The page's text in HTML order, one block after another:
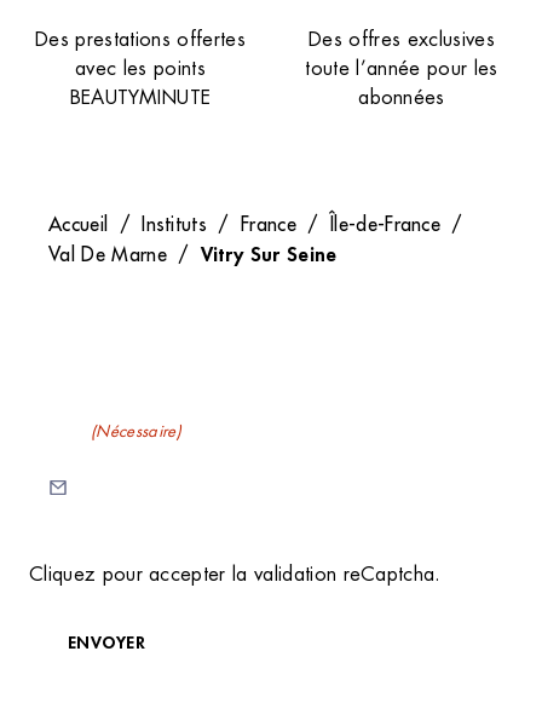
Des prestations offertes
avec les points
BEAUTYMINUTE
Des offres exclusives
toute l’année pour les
abonnées
Accueil / Instituts / France / Île-de-France /
Val De Marne / Vitry Sur Seine
(Nécessaire)
A
Cliquez pour accepter la validation reCaptcha.
ENVOYER